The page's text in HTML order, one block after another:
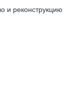
и реконструкцию